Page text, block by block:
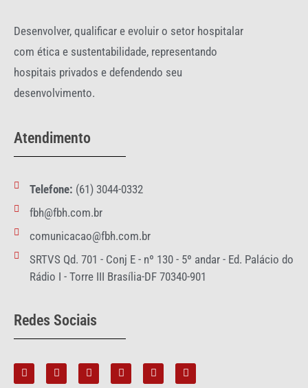
Desenvolver, qualificar e evoluir o setor hospitalar
com ética e sustentabilidade, representando
hospitais privados e defendendo seu
desenvolvimento.
Atendimento
Telefone: (61) 3044-0332
fbh@fbh.com.br
comunicacao@fbh.com.br
SRTVS Qd. 701 - Conj E - nº 130 - 5º andar - Ed. Palácio do
Rádio I - Torre III Brasília-DF 70340-901
Redes Sociais